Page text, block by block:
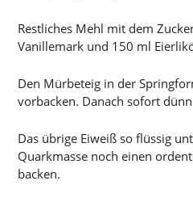
Restliches Mehl mit dem
Vanillemark und 150 ml
Den Mürbeteig in der
vorbacken. Danach sofort
Das übrige Eiweiß so flüssig
Quarkmasse noch einen
backen.